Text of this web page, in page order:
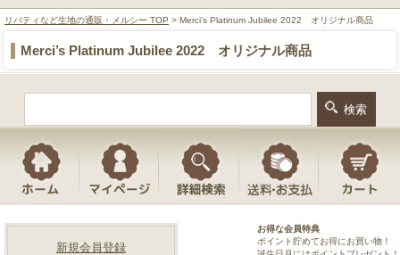
リバティなど生地の通販・メルシー TOP > Merci’s Platinum Jubilee 2022 オリジナル商品
Merci’s Platinum Jubilee 2022 オリジナル商品
新規会員登録
お得な会員特典
ポイント貯めてお得にお買い物！